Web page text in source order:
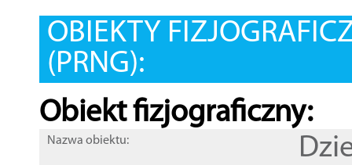
OBIEKTY
(PRNG):
Obiekt fizjograficzny:
Nazwa obiektu: